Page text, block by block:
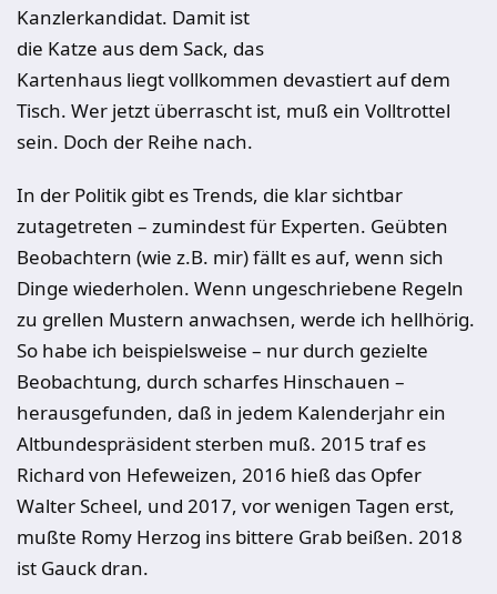
Kanzlerkandidat. Damit ist
die Katze aus dem Sack, das
Kartenhaus liegt vollkommen devastiert auf dem
Tisch. Wer jetzt überrascht ist, muß ein Volltrottel
sein. Doch der Reihe nach.
In der Politik gibt es Trends, die klar sichtbar
zutagetreten – zumindest für Experten. Geübten
Beobachtern (wie z.B. mir) fällt es auf, wenn sich
Dinge wiederholen. Wenn ungeschriebene Regeln
zu grellen Mustern anwachsen, werde ich hellhörig.
So habe ich beispielsweise – nur durch gezielte
Beobachtung, durch scharfes Hinschauen –
herausgefunden, daß in jedem Kalenderjahr ein
Altbundespräsident sterben muß. 2015 traf es
Richard von Hefeweizen, 2016 hieß das Opfer
Walter Scheel, und 2017, vor wenigen Tagen erst,
mußte Romy Herzog ins bittere Grab beißen. 2018
ist Gauck dran.